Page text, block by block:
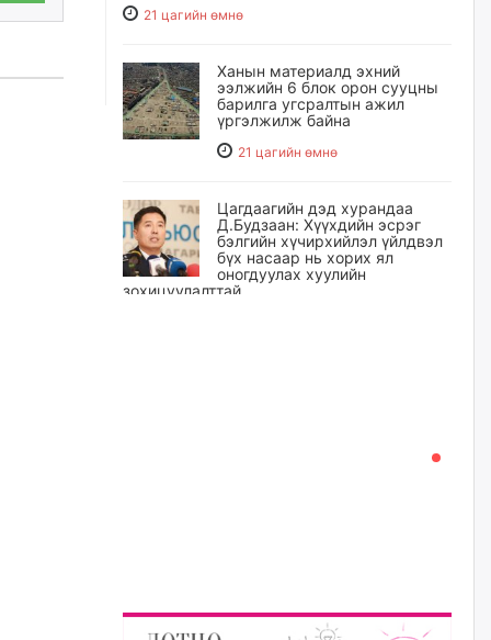
21 цагийн өмнө
Ханын материалд эхний
ээлжийн 6 блок орон сууцны
барилга угсралтын ажил
үргэлжилж байна
21 цагийн өмнө
Цагдаагийн дэд хурандаа
Д.Будзаан: Хүүхдийн эсрэг
бэлгийн хүчирхийлэл үйлдвэл
бүх насаар нь хорих ял
оногдуулах хуулийн
зохицуулалттай
22 цагийн өмнө